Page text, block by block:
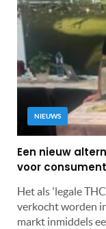
NIEUWS
Een nieuw
voor
Het als 'legale
verkocht worden
markt inmiddels